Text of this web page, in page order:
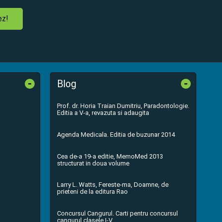
- Blog -
Prof. dr. Horia Traian Dumitriu, Paradontologie.
Editia a V-a, revazuta si adaugita
Agenda Medicala. Editia de buzunar 2014
Cea de-a 19-a editie, MemoMed 2013
structurat in doua volume
Larry L. Watts, Fereste-ma, Doamne, de
prieteni de la editura Rao
Concursul Cangurul. Carti pentru concursul
cangurul clasele I-V